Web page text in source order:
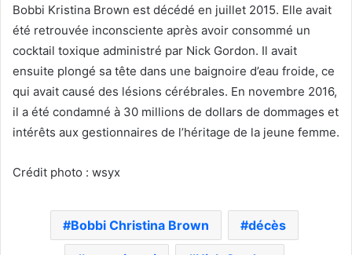
Bobbi Kristina Brown est décédé en juillet 2015. Elle avait
été retrouvée inconsciente après avoir consommé un
cocktail toxique administré par Nick Gordon. Il avait
ensuite plongé sa tête dans une baignoire d’eau froide, ce
qui avait causé des lésions cérébrales. En novembre 2016,
il a été condamné à 30 millions de dollars de dommages et
intérêts aux gestionnaires de l’héritage de la jeune femme.
Crédit photo : wsyx
Bobbi Christina Brown décès